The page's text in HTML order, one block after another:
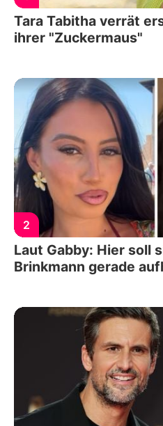
Tara Tabitha verrät
ihrer "Zuckermaus"
2
Laut Gabby: Hier soll
Brinkmann gerade